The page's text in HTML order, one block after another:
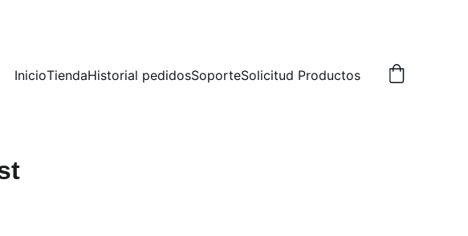
InicioTiendaHistorial pedidosSoporteSolicitud Productos